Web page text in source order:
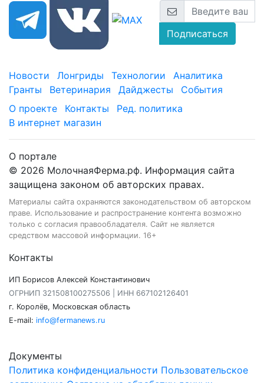
Подписаться
Новости Лонгриды Технологии
Аналитика
Гранты
Ветеринария Дайджесты
События
О проекте
Контакты
Ред. политика
В интернет магазин
О портале
© 2026 МолочнаяФерма.рф. Информация сайта
защищена законом об авторских правах.
Материалы сайта охраняются законодательством об авторском
праве. Использование и распространение контента возможно
только с согласия правообладателя. Сайт не является
средством массовой информации. 16+
Контакты
ИП Борисов Алексей Константинович
ОГРНИП 321508100275506 | ИНН 667102126401
г. Королёв, Московская область
E-mail: info@fermanews.ru
Документы
Политика конфиденциальности Пользовательское